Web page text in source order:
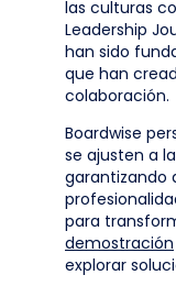
las culturas
Leadership
han sido
que han
colaboración.
Boardwise
se ajusten a
garantizando
para
demostración
explorar